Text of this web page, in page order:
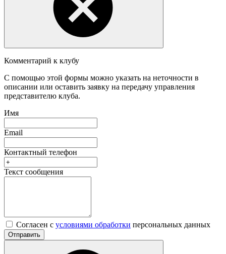
Комментарий к клубу
С помощью этой формы можно указать на неточности в
описании или оставить заявку на передачу управления
представителю клуба.
Имя
Email
Контактный телефон
Текст сообщения
Согласен с условиями обработки персональных данных
Отправить